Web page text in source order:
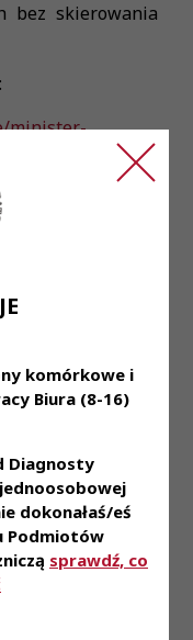
komórkowe i
Biura (8-16)
Diagnosty
dokonałaś/eś
Podmiotów
sprawdź, co
bez skierowania
minister-
profilaktyka-40-
z dnia 14
pilotażowego